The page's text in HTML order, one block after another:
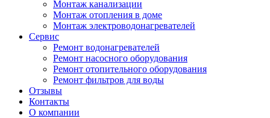
Монтаж канализации
Монтаж отопления в доме
Монтаж электроводонагревателей
Сервис
Ремонт водонагревателей
Ремонт насосного оборудования
Ремонт отопительного оборудования
Ремонт фильтров для воды
Отзывы
Контакты
О компании